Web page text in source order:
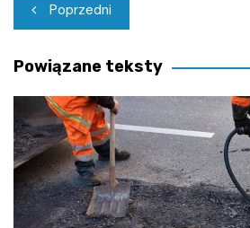
wpisu
Poprzedni
Powiązane teksty